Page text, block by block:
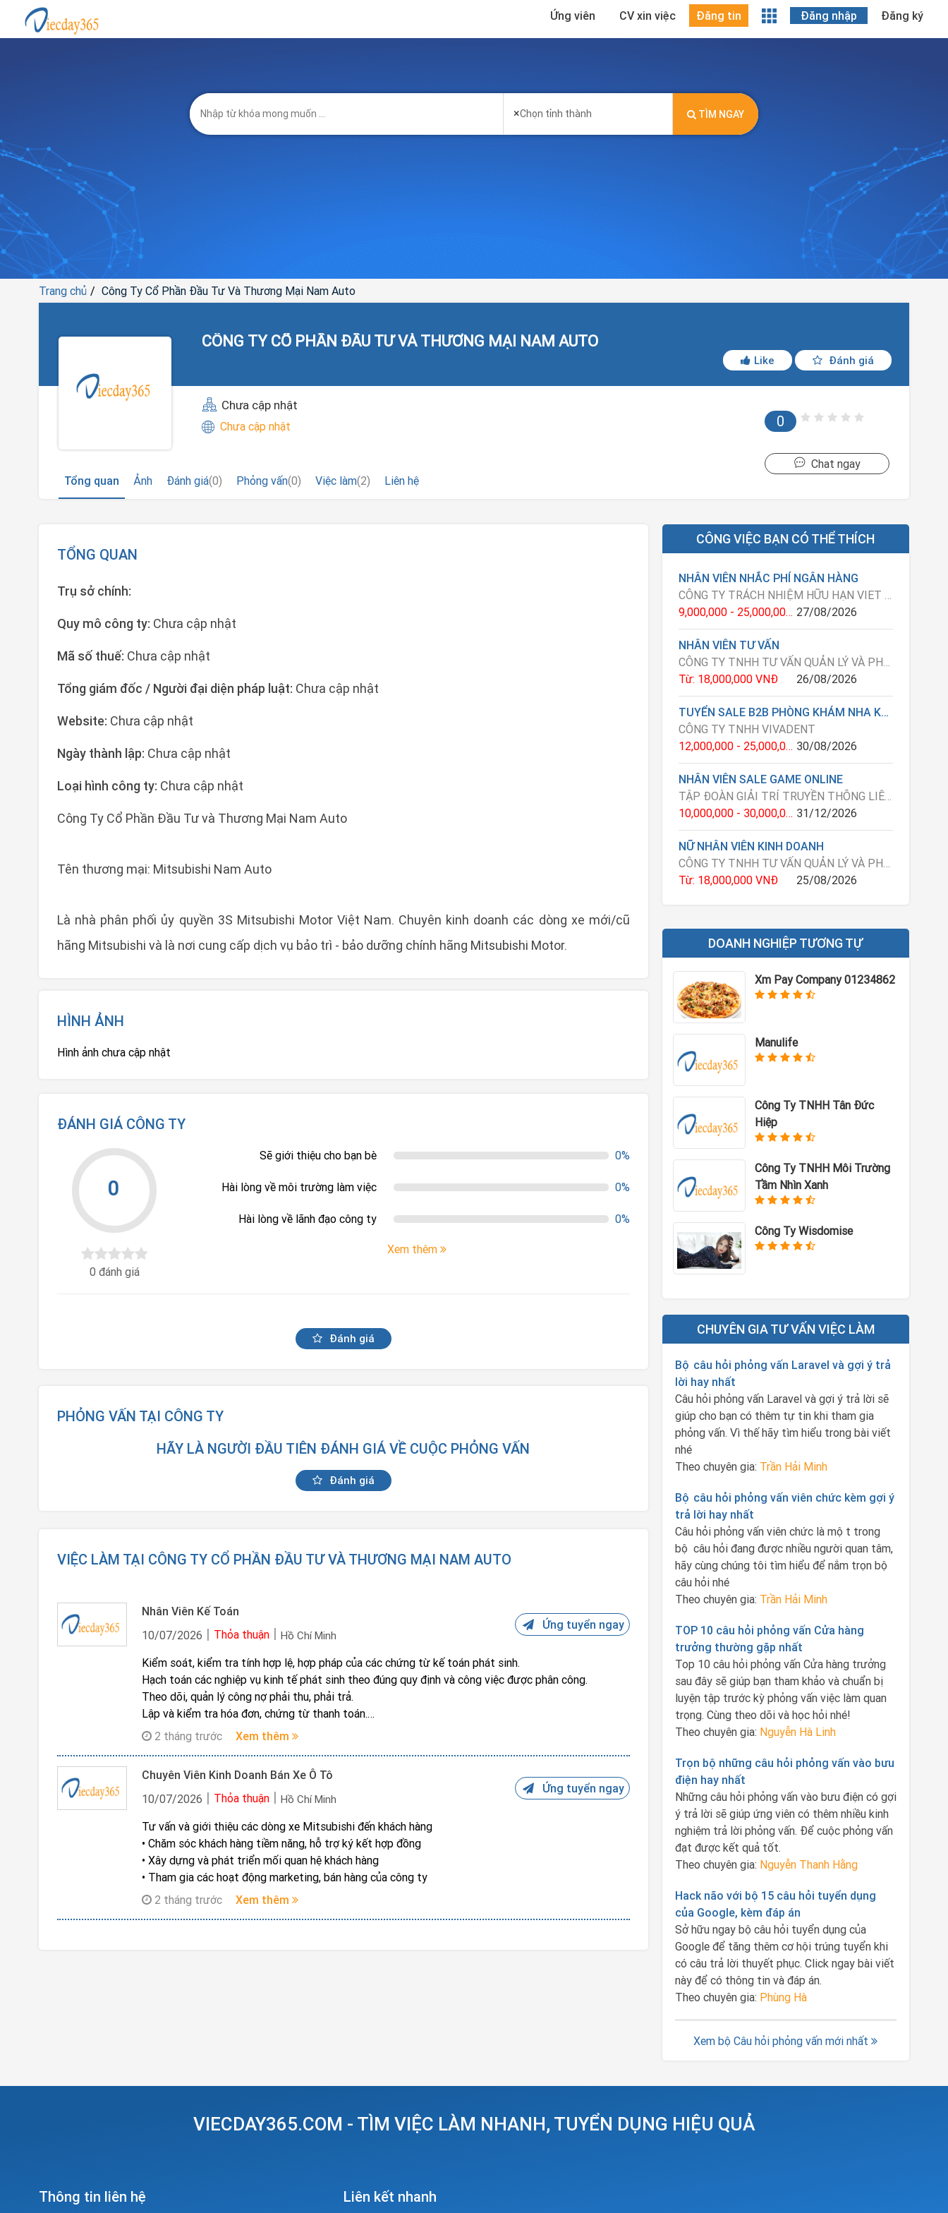
Ứng viên CV xin việc Đăng tin Đăng nhập Đăng ký
×Chọn tỉnh thành TÌM NGAY
Trang chủ Công Ty Cổ Phần Đầu Tư Và Thương Mại Nam Auto
CÔNG TY CỔ PHẦN ĐẦU TƯ VÀ THƯƠNG MẠI NAM AUTO
Like Đánh giá
0
Chưa cập nhật
Chưa cập nhật
Chat ngay
Tổng quan
Ảnh Đánh giá(0) Phỏng vấn(0) Việc làm(2) Liên hệ
TỔNG QUAN
Trụ sở chính:
Quy mô công ty: Chưa cập nhật
Mã số thuế: Chưa cập nhật
Tổng giám đốc / Người đại diện pháp luật: Chưa cập nhật
Website: Chưa cập nhật
Ngày thành lập: Chưa cập nhật
Loại hình công ty: Chưa cập nhật
Công Ty Cổ Phần Đầu Tư và Thương Mại Nam Auto
Tên thương mại: Mitsubishi Nam Auto
Là nhà phân phối ủy quyền 3S Mitsubishi Motor Việt Nam. Chuyên kinh doanh các dòng xe mới/cũ
hãng Mitsubishi và là nơi cung cấp dịch vụ bảo trì - bảo dưỡng chính hãng Mitsubishi Motor.
HÌNH ẢNH
Hình ảnh chưa cập nhật
ĐÁNH GIÁ CÔNG TY
0
0 đánh giá
Sẽ giới thiệu cho bạn bè 0%
Hài lòng về môi trường làm việc 0%
Hài lòng về lãnh đạo công ty 0%
Xem thêm
Đánh giá
PHỎNG VẤN TẠI CÔNG TY
HÃY LÀ NGƯỜI ĐẦU TIÊN ĐÁNH GIÁ VỀ CUỘC PHỎNG VẤN
Đánh giá
VIỆC LÀM TẠI CÔNG TY CỔ PHẦN ĐẦU TƯ VÀ THƯƠNG MẠI NAM AUTO
Nhân Viên Kế Toán
10/07/2026
Thỏa thuận Hồ Chí Minh
Ứng tuyển ngay
Kiểm soát, kiểm tra tính hợp lệ, hợp pháp của các chứng từ kế toán phát sinh.
Hạch toán các nghiệp vụ kinh tế phát sinh theo đúng quy định và công việc được phân công.
Theo dõi, quản lý công nợ phải thu, phải trả.
Lập và kiểm tra hóa đơn, chứng từ thanh toán.
Tổng hợp số liệu, lập báo cáo kế toán định kỳ theo yêu cầu của Ban lãnh đạo.
2 tháng trước Xem thêm
Chuyên Viên Kinh Doanh Bán Xe Ô Tô
10/07/2026
Thỏa thuận Hồ Chí Minh
Ứng tuyển ngay
Tư vấn và giới thiệu các dòng xe Mitsubishi đến khách hàng
• Chăm sóc khách hàng tiềm năng, hỗ trợ ký kết hợp đồng
• Xây dựng và phát triển mối quan hệ khách hàng
• Tham gia các hoạt động marketing, bán hàng của công ty
2 tháng trước
Xem thêm
CÔNG VIỆC BẠN CÓ THỂ THÍCH
NHÂN VIÊN NHẮC PHÍ NGÂN HÀNG
CÔNG TY TRÁCH NHIỆM HỮU HẠN VIET NAM CONCENTRIX SERVICES
9,000,000 - 25,000,000 VNĐ 27/08/2026
NHÂN VIÊN TƯ VẤN
CÔNG TY TNHH TƯ VẤN QUẢN LÝ VÀ PHÁT TRIỂN DOANH NGHIỆP Á CHÂU
Từ: 18,000,000 VNĐ
26/08/2026
TUYỂN SALE B2B PHÒNG KHÁM NHA KHOA
CÔNG TY TNHH VIVADENT
12,000,000 - 25,000,000 VNĐ 30/08/2026
NHÂN VIÊN SALE GAME ONLINE
TẬP ĐOÀN GIẢI TRÍ TRUYỀN THÔNG LIÊN MINH OKVIP
10,000,000 - 30,000,000 VNĐ 31/12/2026
NỮ NHÂN VIÊN KINH DOANH
CÔNG TY TNHH TƯ VẤN QUẢN LÝ VÀ PHÁT TRIỂN DOANH NGHIỆP Á CHÂU
Từ: 18,000,000 VNĐ
25/08/2026
DOANH NGHIỆP TƯƠNG TỰ
Xm Pay Company 01234862
Manulife
Công Ty TNHH Tân Đức
Hiệp
Công Ty TNHH Môi Trường
Tầm Nhìn Xanh
Công Ty Wisdomise
CHUYÊN GIA TƯ VẤN VIỆC LÀM
Bộ câu hỏi phỏng vấn Laravel và gợi ý trả
lời hay nhất
Câu hỏi phỏng vấn Laravel và gợi ý trả lời sẽ
giúp cho bạn có thêm tự tin khi tham gia
phỏng vấn. Vì thế hãy tìm hiểu trong bài viết
nhé
Theo chuyên gia: Trần Hải Minh
Bộ câu hỏi phỏng vấn viên chức kèm gợi ý
trả lời hay nhất
Câu hỏi phỏng vấn viên chức là một trong
bộ câu hỏi đang được nhiều người quan tâm,
hãy cùng chúng tôi tìm hiểu để nắm trọn bộ
câu hỏi nhé
Theo chuyên gia: Trần Hải Minh
TOP 10 câu hỏi phỏng vấn Cửa hàng
trưởng thường gặp nhất
Top 10 câu hỏi phỏng vấn Cửa hàng trưởng
sau đây sẽ giúp bạn tham khảo và chuẩn bị
luyện tập trước kỳ phỏng vấn việc làm quan
trọng. Cùng theo dõi và học hỏi nhé!
Theo chuyên gia: Nguyễn Hà Linh
Trọn bộ những câu hỏi phỏng vấn vào bưu
điện hay nhất
Những câu hỏi phỏng vấn vào bưu điện có gợi
ý trả lời sẽ giúp ứng viên có thêm nhiều kinh
nghiệm trả lời phỏng vấn. Để cuộc phỏng vấn
đạt được kết quả tốt.
Theo chuyên gia: Nguyễn Thanh Hằng
Hack não với bộ 15 câu hỏi tuyển dụng
của Google, kèm đáp án
Sở hữu ngay bộ câu hỏi tuyển dụng của
Google để tăng thêm cơ hội trúng tuyển khi
có câu trả lời thuyết phục. Click ngay bài viết
này để có thông tin và đáp án.
Theo chuyên gia: Phùng Hà
Xem bộ Câu hỏi phỏng vấn mới nhất
VIECDAY365.COM - TÌM VIỆC LÀM NHANH, TUYỂN DỤNG HIỆU QUẢ
Thông tin liên hệ Liên kết nhanh